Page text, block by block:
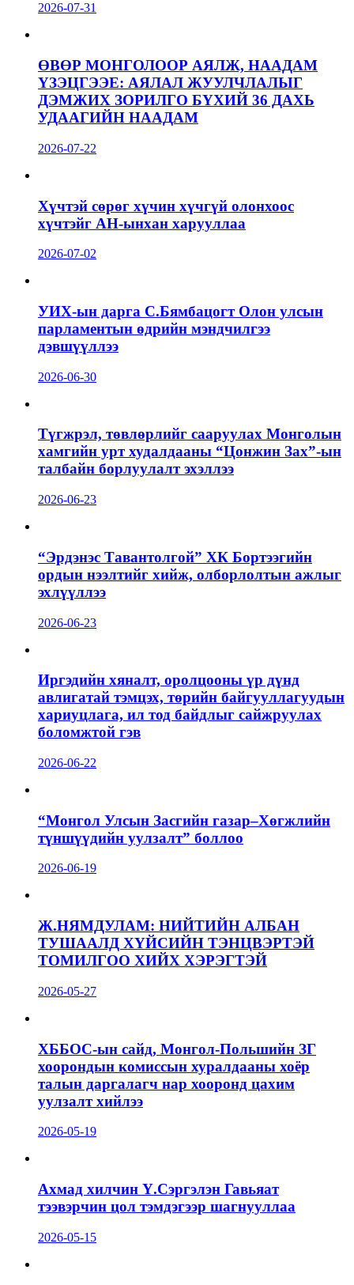
2026-07-31
ӨВӨР МОНГОЛООР АЯЛЖ, НААДАМ
ҮЗЭЦГЭЭЕ: АЯЛАЛ ЖУУЛЧЛАЛЫГ
ДЭМЖИХ ЗОРИЛГО БҮХИЙ 36 ДАХЬ
УДААГИЙН НААДАМ
2026-07-22
Хүчтэй сөрөг хүчин хүчгүй олонхоос
хүчтэйг АН-ынхан харууллаа
2026-07-02
УИХ-ын дарга С.Бямбацогт Олон улсын
парламентын өдрийн мэндчилгээ
дэвшүүллээ
2026-06-30
Түгжрэл, төвлөрлийг сааруулах Монголын
хамгийн урт худалдааны “Цонжин Зах”-ын
талбайн борлуулалт эхэллээ
2026-06-23
“Эрдэнэс Тавантолгой” ХК Бортээгийн
ордын нээлтийг хийж, олборлолтын ажлыг
эхлүүллээ
2026-06-23
Иргэдийн хяналт, оролцооны үр дүнд
авлигатай тэмцэх, төрийн байгууллагуудын
хариуцлага, ил тод байдлыг сайжруулах
боломжтой гэв
2026-06-22
“Монгол Улсын Засгийн газар–Хөгжлийн
түншүүдийн уулзалт” боллоо
2026-06-19
Ж.НЯМДУЛАМ: НИЙТИЙН АЛБАН
ТУШААЛД ХҮЙСИЙН ТЭНЦВЭРТЭЙ
ТОМИЛГОО ХИЙХ ХЭРЭГТЭЙ
2026-05-27
ХББОС-ын сайд, Монгол-Польшийн ЗГ
хоорондын комиссын хуралдааны хоёр
талын даргалагч нар хооронд цахим
уулзалт хийлээ
2026-05-19
Ахмад хилчин Ү.Сэргэлэн Гавьяат
тээвэрчин цол тэмдэгээр шагнууллаа
2026-05-15